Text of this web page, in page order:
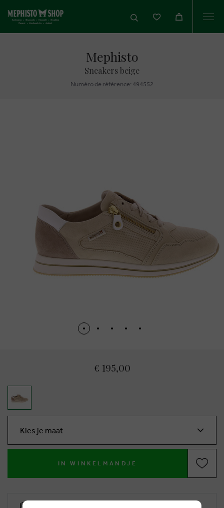
Mephisto
Sneakers beige
Numéro de réfèrence: 494552
€ 195,00
Kies je maat
IN WINKELMANDJE